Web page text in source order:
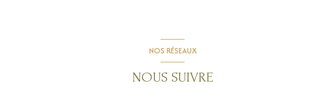
NOS RÉSEAUX
NOUS SUIVRE